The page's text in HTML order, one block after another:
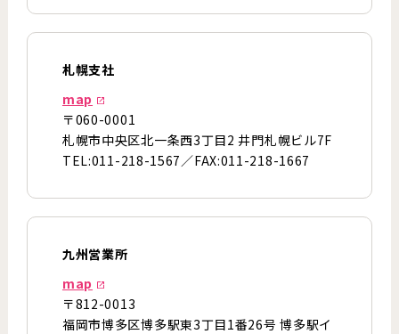
札幌支社
map
〒060-0001
札幌市中央区北一条西3丁目2 井門札幌ビル7F
TEL:011-218-1567／FAX:011-218-1667
九州営業所
map
〒812-0013
福岡市博多区博多駅東3丁目1番26号 博多駅イ